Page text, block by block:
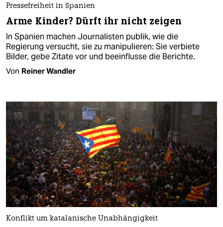
Pressefreiheit in Spanien
Arme Kinder? Dürft ihr nicht zeigen
In Spanien machen Journalisten publik, wie die
Regierung versucht, sie zu manipulieren: Sie verbiete
Bilder, gebe Zitate vor und beeinflusse die Berichte.
Von Reiner Wandler
Konflikt um katalanische Unabhängigkeit